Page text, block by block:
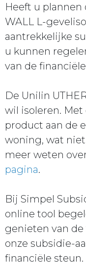
Heeft u
WALL L-
aantrekkelijke
u kunnen
van de
De Unilin
wil isoleren.
product aan de
woning, wat
meer weten
pagina.
Bij Simpel
online tool
genieten van
onze subsidie-
financiële steun.